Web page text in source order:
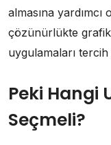
almasına yardımcı
çözünürlükte
uygulamaları
Peki Hangi
Seçmeli?